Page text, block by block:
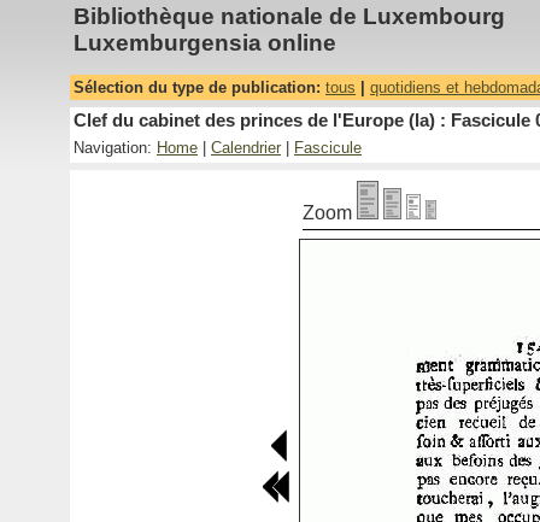
Bibliothèque nationale de Luxembourg
Luxemburgensia online
Sélection du type de publication: tous quotidiens et
Clef du cabinet des princes de l'Europe (la) : Fascicule
Navigation: Home Calendrier Fascicule
Zoom